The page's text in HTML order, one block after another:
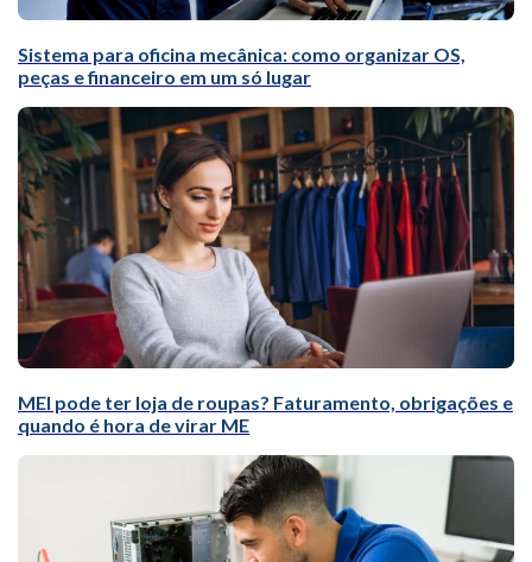
Sistema para oficina mecânica: como organizar OS,
peças e financeiro em um só lugar
MEI pode ter loja de roupas? Faturamento, obrigações e
quando é hora de virar ME